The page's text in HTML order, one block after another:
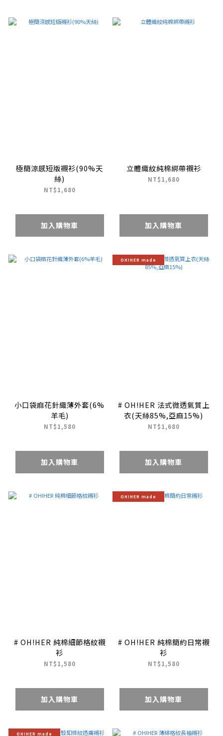
極簡涼感短版襯衫(90%天
絲)
NT$1,680
加入購物車
立體織紋純棉綁帶襯衫
NT$1,680
加入購物車
小口袋麻花針織薄外套(6%
羊毛)
NT$1,580
加入購物車
OH!HER made
# OH!HER 法式微透氣質上
衣(天絲85%,亞麻15%)
NT$1,680
加入購物車
# OH!HER 純棉細節格紋襯
衫
NT$1,580
加入購物車
OH!HER made
# OH!HER 純棉簡約日常襯
衫
NT$1,580
加入購物車
OH!HER made